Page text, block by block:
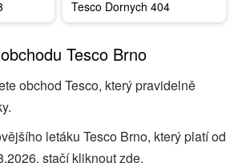
Tesco Dornych 404
Tesco Brno
obchod Tesco, který pravidelně
letáku Tesco Brno, který platí od
stačí kliknoutzde.